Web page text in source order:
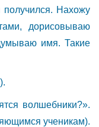
Нахожу
дорисовываю
имя. Такие
волшебники?».
ученикам).